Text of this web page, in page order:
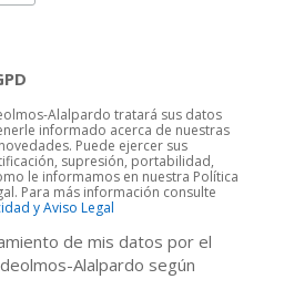
Alalpardo tratará sus datos
informado acerca de nuestras
Puede ejercer sus
supresión, portabilidad,
le informamos en nuestra Política
Para más información consulte
y Aviso Legal
de mis datos por el
Alalpardo según